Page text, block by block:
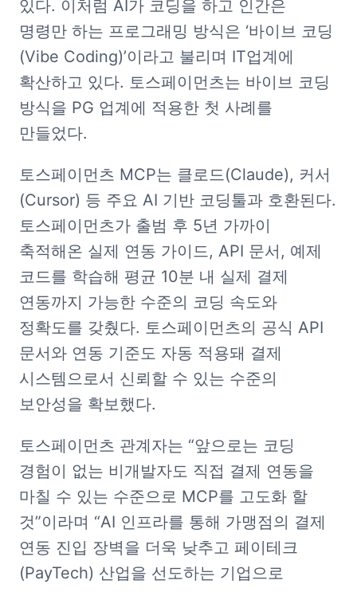
있다. 이처럼 AI가 코딩을 하고 인간은
명령만 하는 프로그래밍 방식은 ‘바이브 코딩
(Vibe Coding)’이라고 불리며 IT업계에
확산하고 있다. 토스페이먼츠는 바이브 코딩
방식을 PG 업계에 적용한 첫 사례를
만들었다.
토스페이먼츠 MCP는 클로드(Claude), 커서
(Cursor) 등 주요 AI 기반 코딩툴과 호환된다.
토스페이먼츠가 출범 후 5년 가까이
축적해온 실제 연동 가이드, API 문서, 예제
코드를 학습해 평균 10분 내 실제 결제
연동까지 가능한 수준의 코딩 속도와
정확도를 갖췄다. 토스페이먼츠의 공식 API
문서와 연동 기준도 자동 적용돼 결제
시스템으로서 신뢰할 수 있는 수준의
보안성을 확보했다.
토스페이먼츠 관계자는 “앞으로는 코딩
경험이 없는 비개발자도 직접 결제 연동을
마칠 수 있는 수준으로 MCP를 고도화 할
것”이라며 “AI 인프라를 통해 가맹점의 결제
연동 진입 장벽을 더욱 낮추고 페이테크
(PayTech) 산업을 선도하는 기업으로